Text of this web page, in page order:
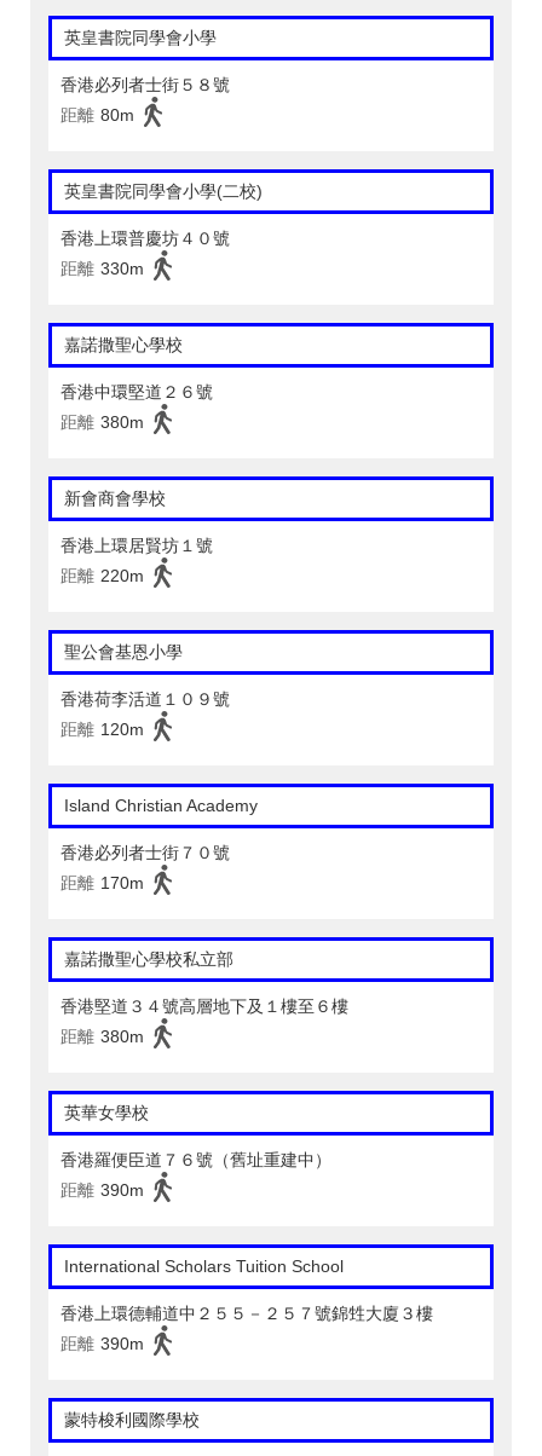
英皇書院同學會小學
香港必列者士街５８號
距離 80m
英皇書院同學會小學(二校)
香港上環普慶坊４０號
距離 330m
嘉諾撒聖心學校
香港中環堅道２６號
距離 380m
新會商會學校
香港上環居賢坊１號
距離 220m
聖公會基恩小學
香港荷李活道１０９號
距離 120m
Island Christian Academy
香港必列者士街７０號
距離 170m
嘉諾撒聖心學校私立部
香港堅道３４號高層地下及１樓至６樓
距離 380m
英華女學校
香港羅便臣道７６號（舊址重建中）
距離 390m
International Scholars Tuition School
香港上環德輔道中２５５－２５７號錦甡大廈３樓
距離 390m
蒙特梭利國際學校